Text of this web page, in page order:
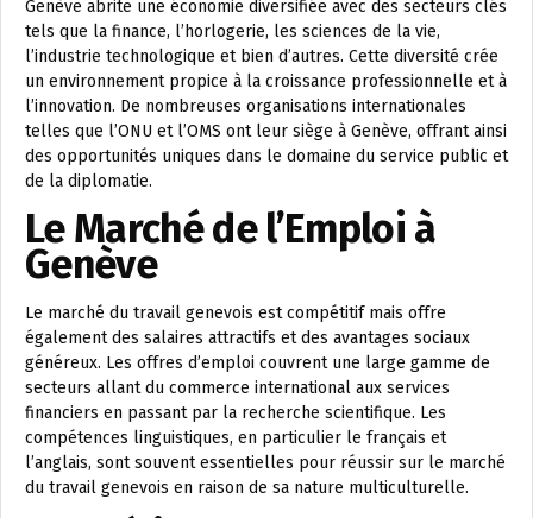
Genève abrite une économie diversifiée avec des secteurs clés
tels que la finance, l’horlogerie, les sciences de la vie,
l’industrie technologique et bien d’autres. Cette diversité crée
un environnement propice à la croissance professionnelle et à
l’innovation. De nombreuses organisations internationales
telles que l’ONU et l’OMS ont leur siège à Genève, offrant ainsi
des opportunités uniques dans le domaine du service public et
de la diplomatie.
Le Marché de l’Emploi à
Genève
Le marché du travail genevois est compétitif mais offre
également des salaires attractifs et des avantages sociaux
généreux. Les offres d’emploi couvrent une large gamme de
secteurs allant du commerce international aux services
financiers en passant par la recherche scientifique. Les
compétences linguistiques, en particulier le français et
l’anglais, sont souvent essentielles pour réussir sur le marché
du travail genevois en raison de sa nature multiculturelle.